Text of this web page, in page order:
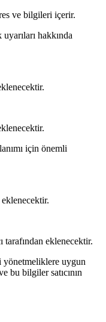
ve bilgileri içerir.
hakkında
için önemli
eklenecektir.
tarafından eklenecektir.
uygun
bu bilgiler satıcının